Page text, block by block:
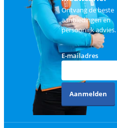
Ontvang de beste
aanbiedingen en
persoonlijk advies.
E-mailadres
Aanmelden